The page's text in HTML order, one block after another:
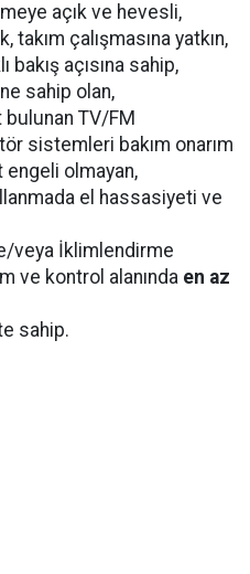
açık ve hevesli,
çalışmasına yatkın,
açısına sahip,
sahip olan,
TV/FM
sistemleri bakım onarım
engeli olmayan,
el hassasiyeti ve
veya İklimlendirme
ve kontrol alanında en az
sahip.